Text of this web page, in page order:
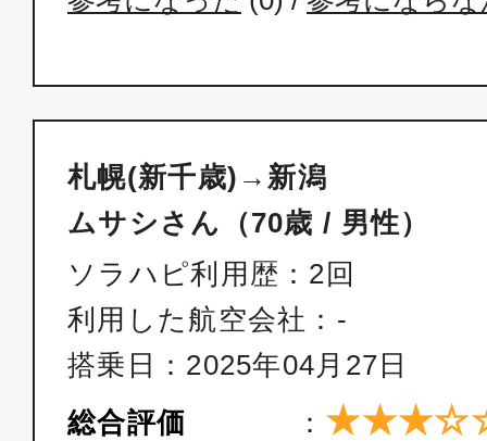
札幌(新千歳)→新潟
ムサシさん（70歳 / 男性）
ソラハピ利用歴：2回
利用した航空会社：-
搭乗日：2025年04月27日
総合評価
：